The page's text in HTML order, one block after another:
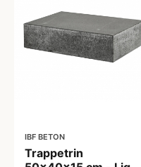
IBF BETON
Trappetrin